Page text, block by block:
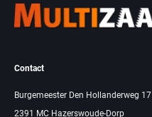
Contact
Burgemeester Den Hollanderweg 17
2391 MC Hazerswoude-Dorp